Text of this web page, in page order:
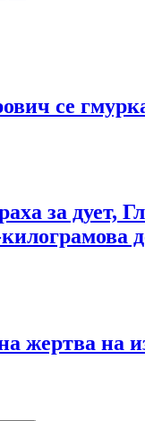
се
за дует,
жертва на